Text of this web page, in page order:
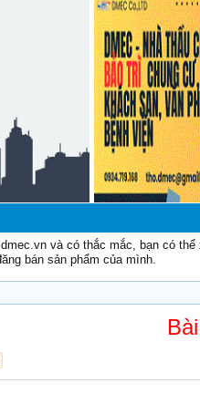
và có thắc mắc, bạn có
bán sản phẩm của mình.